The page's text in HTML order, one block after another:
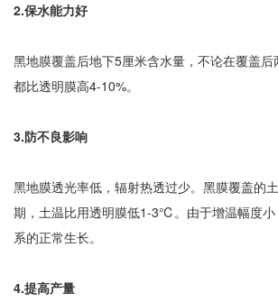
2.保水能力好
黑地膜覆盖后地下5厘米含水量，不论在覆盖后
都比透明膜高4-10%。
3.防不良影响
黑地膜透光率低，辐射热透过少。黑膜覆盖的
期，土温比用透明膜低1-3℃。由于增温幅度小
系的正常生长。
4.提高产量